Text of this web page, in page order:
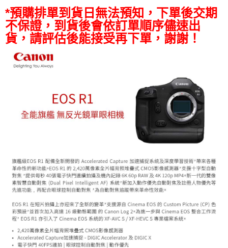
全支付
全盈+PAY
AFTEE先享後付
相關說明
【關於「AFTEE先享後付」】
１．簡單：不需註冊會員、不需綁卡、不需儲值。
２．便利：只要手機號碼，簡訊認證，即可結帳。
３．安心：先確認商品／服務後，再付款。
１．於結帳方式選擇「AFTEE先享後付」後，將跳轉至「AFTEE先享後付」
２．訂單成立數日內，您將收到繳費通知簡訊。
３．收到繳費通知簡訊後14天內，點擊此簡訊中的連結，可透過四大超商／
ATM／網路銀行／等多元方式進行付款，方視為交易完成。
※ 請注意：結帳手續完成當下不需立刻繳費，但若您需要取消訂單，請聯絡
購買商品的店家。未經商家同意取消之訂單仍視為有效，需透過AFTEE先享
後付繳納相關費用。
※ 交易是否成功請以「AFTEE先享後付 」之結帳頁面顯示為準，若有關於
是否繳費成功／繳費後需取消欲退款等相關疑問，請聯繫「AFTEE先享後付
客戶支援中心」https://netprotections.freshdesk.com/support/home
全家取貨付款
每筆NT$60，滿NT$399(含以上)免運費
7-11取貨付款
每筆NT$60，滿NT$399(含以上)免運費
宅配
每筆NT$75，滿NT$399(含以上)免運費
付款後門市自取
*預購排單到貨日無法預知，下單後交期
不保證，到貨後會依訂單順序儘速出
貨，請評估後能接受再下單，謝謝！